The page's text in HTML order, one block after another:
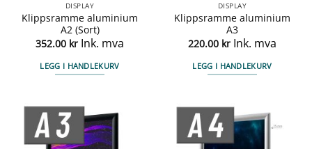
DISPLAY
Klippsramme aluminium
A2 (Sort)
352.00 kr Ink. mva
LEGG I HANDLEKURV
DISPLAY
Klippsramme aluminium
A3
220.00 kr Ink. mva
LEGG I HANDLEKURV